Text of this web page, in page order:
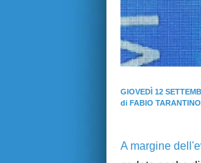
GIOVEDÌ 12
di FABIO TARANTINO
A margine